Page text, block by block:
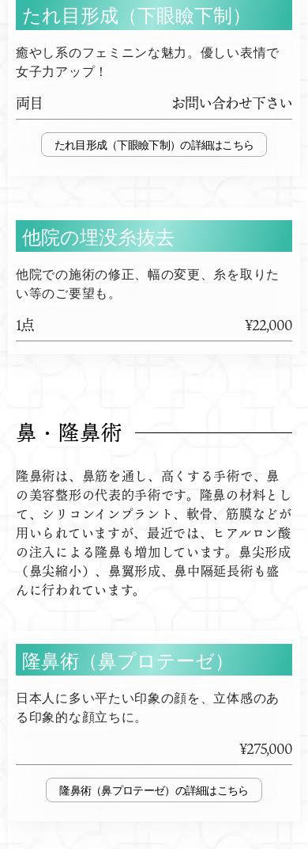
たれ目形成（下眼瞼下制）
癒やし系のフェミニンな魅力。優しい表情で
女子力アップ！
両目 お問い合わせ下さい
たれ目形成（下眼瞼下制）
他院の埋没糸抜去
他院での施術の修正、幅の変更、糸を取りた
い等のご要望も。
1点 ¥22,000
鼻・隆鼻術
隆鼻術は、鼻筋を通し、高くする手術で、鼻
の美容整形の代表的手術です。隆鼻の材料とし
て、シリコンインプラント、軟骨、筋膜などが
用いられていますが、最近では、ヒアルロン酸
の注入による隆鼻も増加しています。鼻尖形成
（鼻尖縮小）、鼻翼形成、鼻中隔延長術も盛
んに行われています。
隆鼻術（鼻プロテーゼ）
日本人に多い平たい印象の顔を、立体感のあ
る印象的な顔立ちに。
¥275,000
隆鼻術（鼻プロテーゼ）